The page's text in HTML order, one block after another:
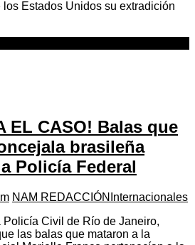
Estados Unidos su extradición
EL CASO! Balas que
brasileña
Policía Federal
NAM REDACCIÓN Internacionales
Civil de Río de Janeiro,
las balas que mataron a la